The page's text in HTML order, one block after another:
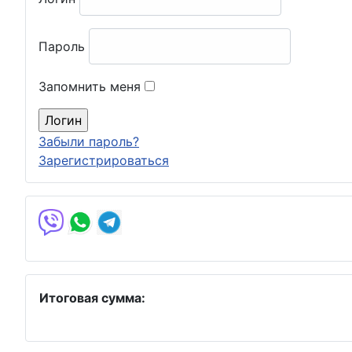
Пароль
Запомнить меня
Забыли пароль?
Зарегистрироваться
Итоговая сумма: